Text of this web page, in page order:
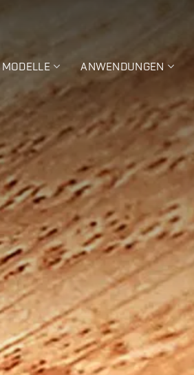
MODELLE ANWENDUNGEN